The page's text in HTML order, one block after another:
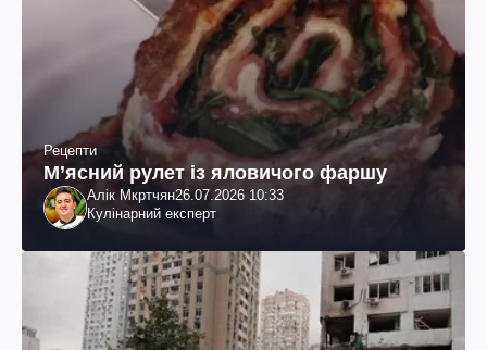
Рецепти
М’ясний рулет із яловичого фаршу
Алік Мкртчян26.07.2026 10:33
Кулінарний експерт